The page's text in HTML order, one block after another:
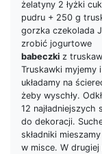
żelatyny 2 łyżki
pudru + 250 g
gorzka czekolada
zrobić jogurtowe
babeczki z
Truskawki myjemy i
układamy na
żeby wyschły.
12 najładniejszych
do dekoracji.
składniki
w misce. W drugiej